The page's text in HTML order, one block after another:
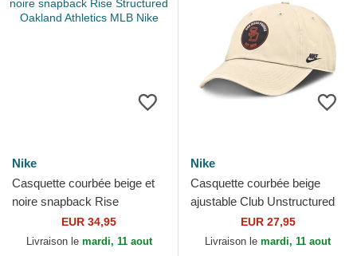
Nike
Casquette courbée beige et
noire snapback Rise
Structured Oakland Athletics
MLB Nike
EUR 34,95
Livraison le mardi, 11 aout
Nike
Casquette courbée beige
ajustable Club Unstructured
Organic Cotton San Diego
Padres MLB Nike
EUR 27,95
Livraison le mardi, 11 aout